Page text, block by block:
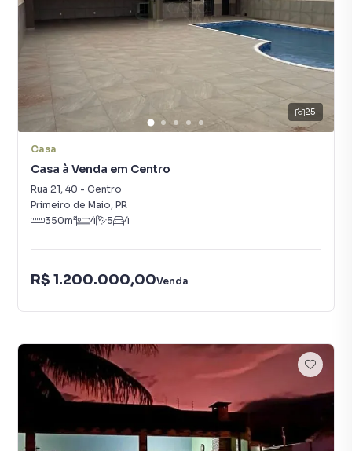
25
Casa
Casa à Venda em Centro
Rua 21, 40 - Centro
Primeiro de Maio, PR
350m² 4 5 4
R$ 1.200.000,00Venda